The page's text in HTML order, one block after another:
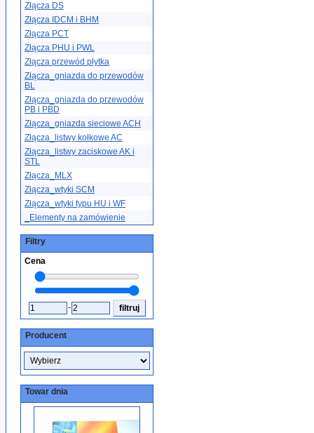
Złącza DS
Złącza IDCM i BHM
Złącza PCT
Złącza PHU i PWL
Złącza przewód płytka
Złącza_gniazda do przewodów
BL
Złącza_gniazda do przewodów
PB i PBD
Złącza_gniazda sieciowe ACH
Złącza_listwy kołkowe AC
Złącza_listwy zaciskowe AK i
STL
Złącza_MLX
Złącza_wtyki SCM
Złącza_wtyki typu HU i WF
_Elementy na zamówienie
Filtry
Cena
-
Producent
Towar dnia